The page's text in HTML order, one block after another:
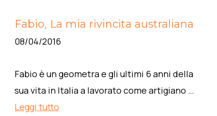
Fabio, La mia rivincita australiana
08/04/2016
Fabio è un geometra e gli ultimi 6 anni della
sua vita in Italia a lavorato come artigiano …
Leggi tutto